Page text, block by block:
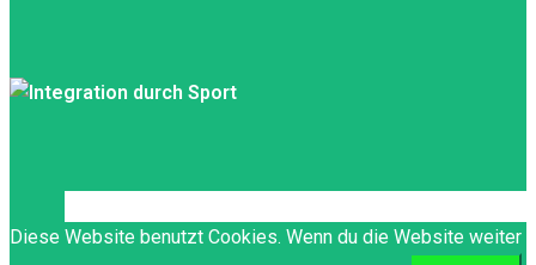
Diese Website benutzt Cookies. Wenn du die Website weiter